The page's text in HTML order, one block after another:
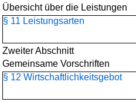
Übersicht über die Leistungen
§ 11 Leistungsarten
Zweiter Abschnitt
Gemeinsame Vorschriften
§ 12 Wirtschaftlichkeitsgebot